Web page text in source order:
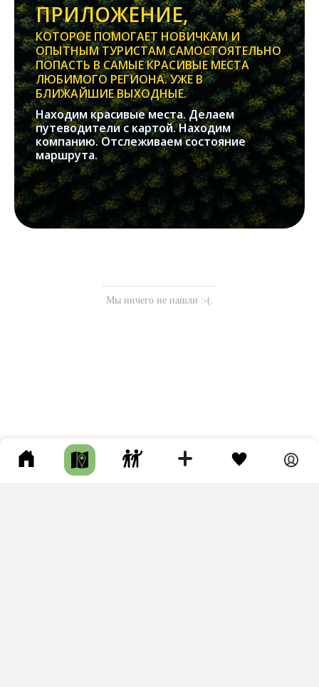
ПРИЛОЖЕНИЕ,
КОТОРОЕ ПОМОГАЕТ НОВИЧКАМ И
ОПЫТНЫМ ТУРИСТАМ САМОСТОЯТЕЛЬНО
ПОПАСТЬ В САМЫЕ КРАСИВЫЕ МЕСТА
ЛЮБИМОГО РЕГИОНА. УЖЕ В
БЛИЖАЙШИЕ ВЫХОДНЫЕ.
Находим красивые места. Делаем
путеводители с картой. Находим
компанию. Отслеживаем состояние
маршрута.
Мы ничего не нашли :-(.